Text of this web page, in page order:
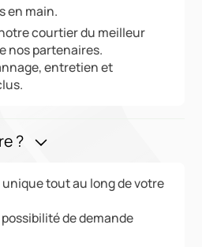
en main.
courtier du meilleur
nos partenaires.
entretien et
?
tout au long de votre
de demande